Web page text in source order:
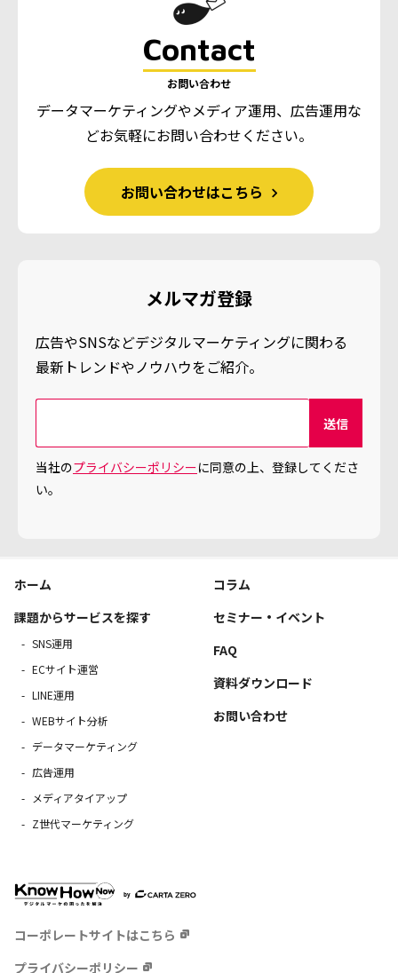
Contact
お問い合わせ
データマーケティングやメディア運用、広告運用な
どお気軽にお問い合わせください。
お問い合わせはこちら
メルマガ登録
広告やSNSなどデジタルマーケティングに関わる
最新トレンドやノウハウをご紹介。
当社のプライバシーポリシーに同意の上、登録してくださ
い。
ホーム
課題からサービスを探す
SNS運用
ECサイト運営
LINE運用
WEBサイト分析
データマーケティング
広告運用
メディアタイアップ
Z世代マーケティング
コラム
セミナー・イベント
FAQ
資料ダウンロード
お問い合わせ
コーポレートサイトはこちら
プライバシーポリシー